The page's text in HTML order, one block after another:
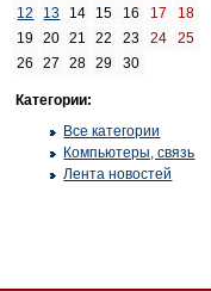
12
13 14 15 16 17
18
19
20 21 22 23 24
25
26
27 28 29 30
Категории:
Все категории
Компьютеры, связь
Лента новостей